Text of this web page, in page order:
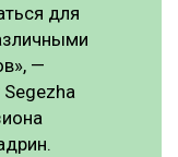
для
—
Segezha